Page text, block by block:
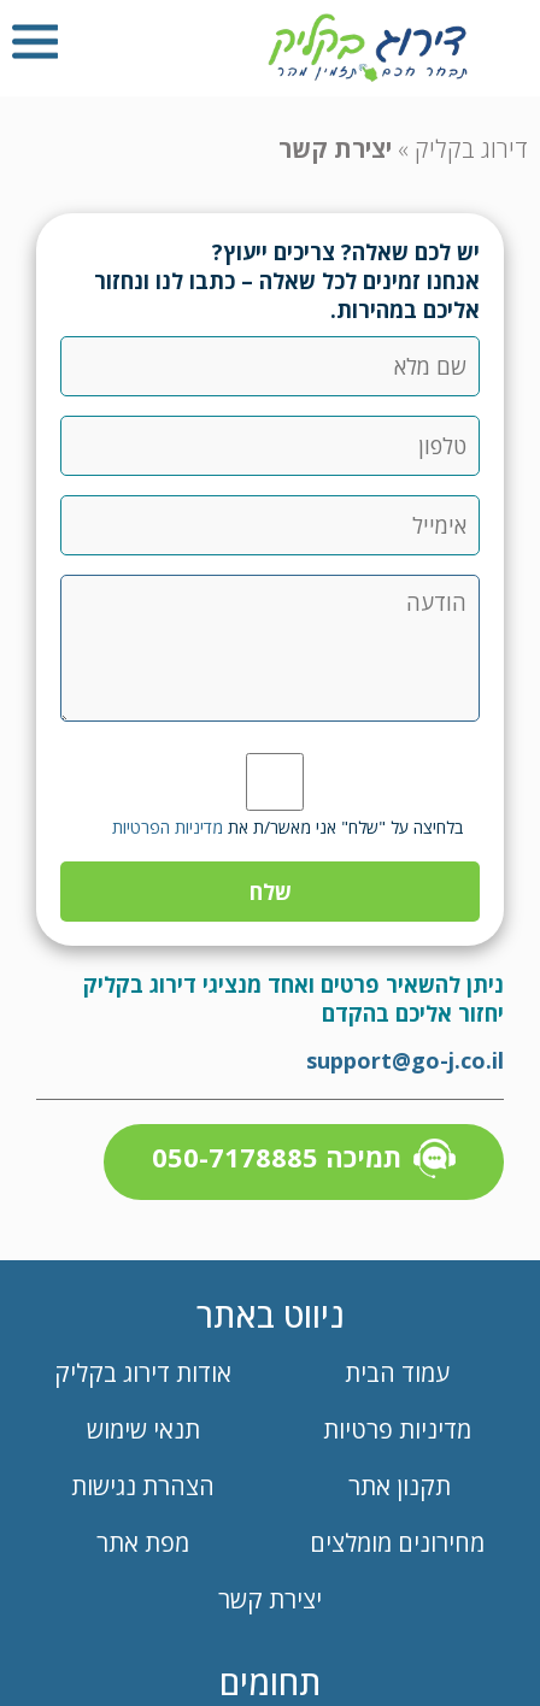
דירוג בקליק » יצירת קשר
יש לכם שאלה? צריכים ייעוץ?
אנחנו זמינים לכל שאלה – כתבו לנו ונחזור
אליכם במהירות.
בלחיצה על "שלח" אני מאשר/ת את מדיניות הפרטיות
ניתן להשאיר פרטים ואחד מנציגי דירוג בקליק
יחזור אליכם בהקדם
support@go-j.co.il
תמיכה 050-7178885
ניווט באתר
עמוד הבית
אודות דירוג בקליק
מדיניות פרטיות
תנאי שימוש
תקנון אתר
הצהרת נגישות
מחירונים מומלצים
מפת אתר
יצירת קשר
תחומים